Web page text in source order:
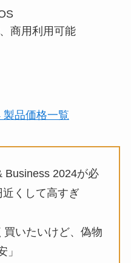
商用利用可能
製品価格一覧
Business 2024が必
くして高すぎ
買いたいけど、偽物
」